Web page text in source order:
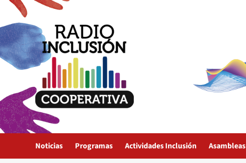
Skip
content
Noticias Programas Actividades Inclusión Asambleas